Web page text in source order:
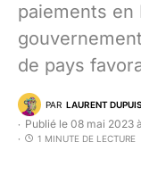
paiements
de pays
PAR LAURENT DUPUIS
Publié le 08 mai 2023
1 MINUTE DE LECTURE